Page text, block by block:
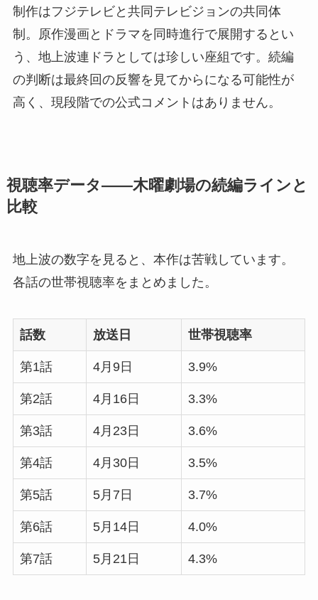
制作はフジテレビと共同テレビジョンの共同体
制。原作漫画とドラマを同時進行で展開するとい
う、地上波連ドラとしては珍しい座組です。続編
の判断は最終回の反響を見てからになる可能性が
高く、現段階での公式コメントはありません。
視聴率データ——木曜劇場の続編ラインと
比較
地上波の数字を見ると、本作は苦戦しています。
各話の世帯視聴率をまとめました。
話数 放送日 世帯視聴率
第1話 4月9日 3.9%
第2話 4月16日 3.3%
第3話 4月23日 3.6%
第4話 4月30日 3.5%
第5話 5月7日 3.7%
第6話 5月14日 4.0%
第7話 5月21日 4.3%